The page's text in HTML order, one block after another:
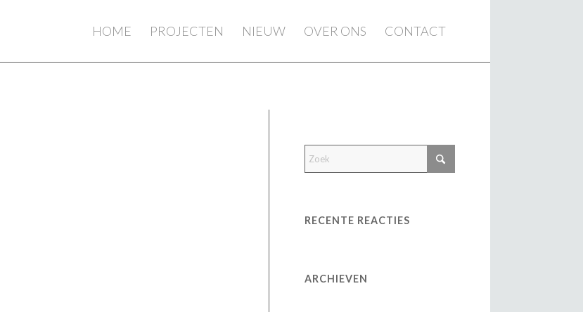
HOME PROJECTEN NIEUW OVER ONS CONTACT
RECENTE REACTIES
ARCHIEVEN